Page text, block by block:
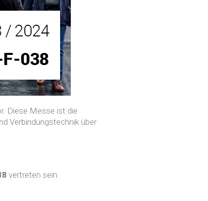
Diese Messe ist die
Verbindungstechnik über
vertreten sein.